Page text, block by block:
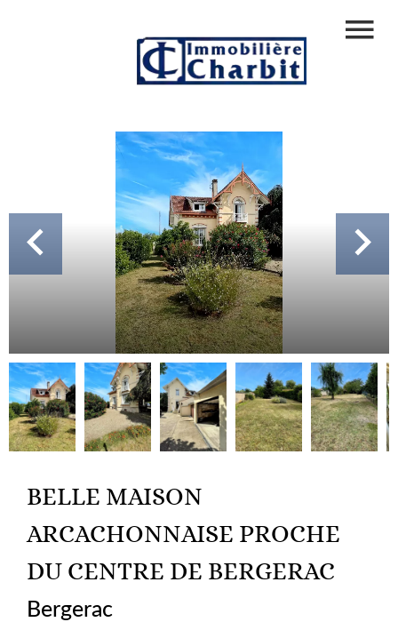
BELLE MAISON
ARCACHONNAISE PROCHE
DU CENTRE DE BERGERAC
Bergerac